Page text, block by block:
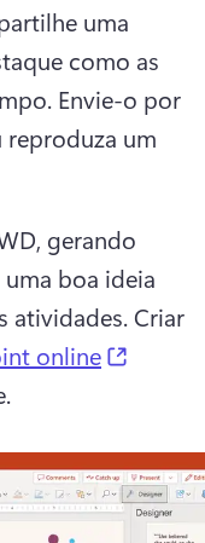
uma
como as
Envie-o por
um
gerando
boa ideia
atividades. Criar
online